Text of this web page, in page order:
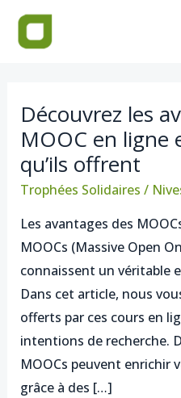
Skip
Découvrez les
MOOC en ligne
qu’ils offrent
Trophées Solidaires /
Les avantages des
MOOCs (Massive Open
connaissent un véritable
Dans cet article, nous
offerts par ces cours en
intentions de recherche.
MOOCs peuvent enrichir
grâce à des […]
Découvrez
les
avantages
des
en
ligne
et
les
bonus
qu’ils
offrent
Post
pagination